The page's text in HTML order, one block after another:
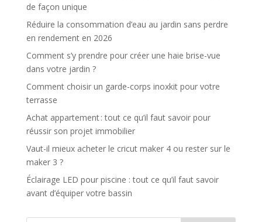
de façon unique
Réduire la consommation d’eau au jardin sans perdre
en rendement en 2026
Comment s’y prendre pour créer une haie brise-vue
dans votre jardin ?
Comment choisir un garde-corps inoxkit pour votre
terrasse
Achat appartement : tout ce qu’il faut savoir pour
réussir son projet immobilier
Vaut-il mieux acheter le cricut maker 4 ou rester sur le
maker 3 ?
Éclairage LED pour piscine : tout ce qu’il faut savoir
avant d’équiper votre bassin